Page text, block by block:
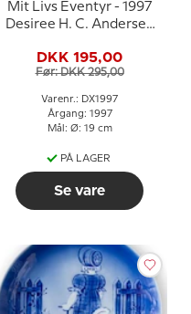
Mit Livs Eventyr - 1997
Desiree H. C. Andersen
DKK 195,00
Før: DKK 295,00
Varenr.: DX1997
Årgang: 1997
Mål: Ø: 19 cm
PÅ LAGER
Se vare